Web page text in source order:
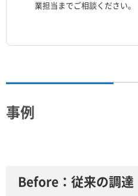
業担当までご相談ください。
事例
Before：従来の調達